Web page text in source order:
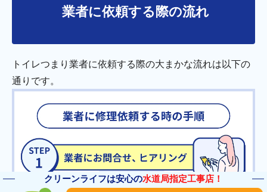
業者に依頼する際の流れ
トイレつまり業者に依頼する際の大まかな流れは以下の
通りです。
クリーンライフは安心の水道局指定工事店！